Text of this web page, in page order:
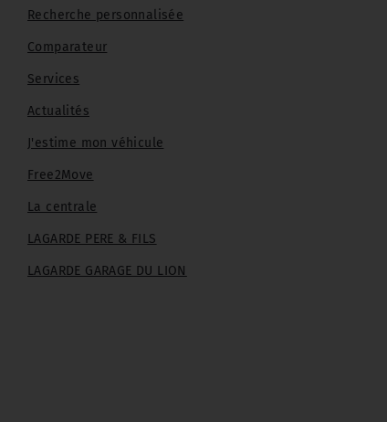
Recherche personnalisée
Comparateur
Services
Actualités
J'estime mon véhicule
Free2Move
La centrale
LAGARDE PERE & FILS
LAGARDE GARAGE DU LION